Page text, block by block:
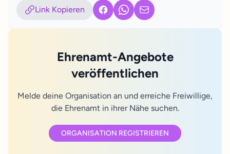
Link Kopieren
FacebookWhatsApp
E-Mail
Ehrenamt-Angebote
veröffentlichen
Melde deine Organisation an und erreiche Freiwillige,
die Ehrenamt in ihrer Nähe suchen.
ORGANISATION REGISTRIEREN